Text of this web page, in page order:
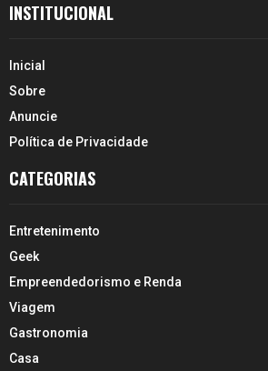
INSTITUCIONAL
Inicial
Sobre
Anuncie
Política de Privacidade
CATEGORIAS
Entretenimento
Geek
Empreendedorismo e Renda
Viagem
Gastronomia
Casa